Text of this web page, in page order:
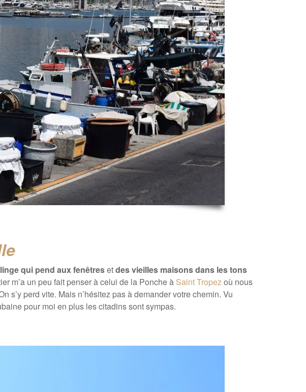
qui pend aux fenêtresetdes vieilles maisons dans les tons
m’a un peu fait penser à celui de la Ponche à Saint Tropezoù nous
s’y perd vite. Mais n’hésitez pas à demander votre chemin. Vu
pour moi en plus les citadins sont sympas.